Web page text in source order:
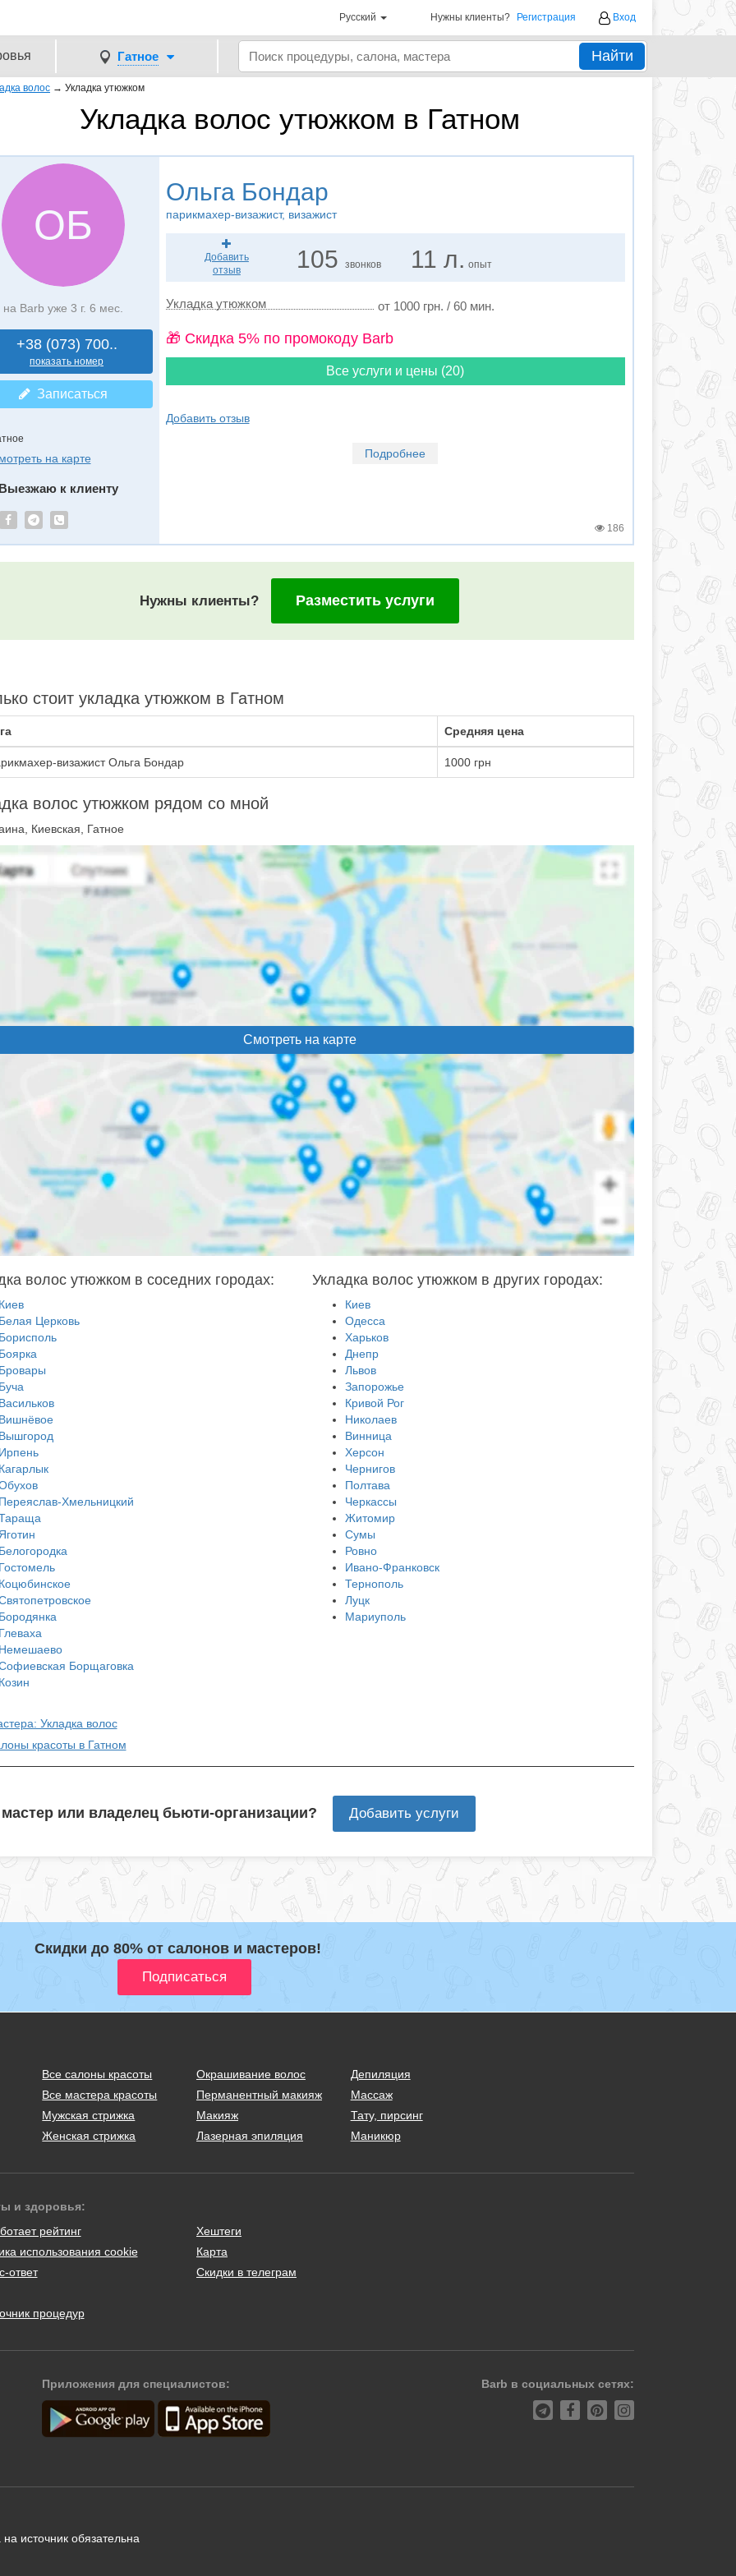
Русский Нужны клиенты? Регистрация Вход
Гатное Найти
волос → Укладка утюжком
Укладка волос утюжком в Гатном
ОБ
на Barb уже 3 г. 6 мес.
+38 (073) 700..
показать номер
Записаться
на карте
к клиенту
Ольга Бондар
парикмахер-визажист, визажист
Добавить
отзыв
105звонков 11 л. опыт
Укладка утюжком от 1000 грн. / 60 мин.
🎁 Cкидка 5% по промокоду Barb
Все услуги и цены (20)
Добавить отзыв
Подробнее
186
Нужны клиенты? Разместить услуги
стоит укладка утюжком в Гатном
Средняя цена
визажист Ольга Бондар 1000 грн
волос утюжком рядом со мной
Киевская, Гатное
Смотреть на карте
волос утюжком в соседних городах:
Церковь
Хмельницкий
Борщаговка
Укладка волос утюжком в других городах:
Киев
Одесса
Харьков
Днепр
Львов
Запорожье
Кривой Рог
Николаев
Винница
Херсон
Чернигов
Полтава
Черкассы
Житомир
Сумы
Ровно
Ивано-Франковск
Тернополь
Луцк
Мариуполь
Укладка волос
красоты в Гатном
или владелец бьюти-организации? Добавить услуги
Скидки до 80% от салонов и мастеров!
Все салоны красоты
Все мастера красоты
Мужская стрижка
Женская стрижка
Окрашивание волос
Перманентный макияж
Макияж
Лазерная эпиляция
Депиляция
Массаж
Тату, пирсинг
Маникюр
и здоровья:
рейтинг
использования cookie
ответ
процедур
Хештеги
Карта
Скидки в телеграм
Приложения для специалистов: Barb в социальных сетях:
источник обязательна